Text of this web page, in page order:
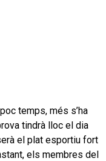
temps, més s’ha
tindrà lloc el dia
el plat esportiu fort
els membres del